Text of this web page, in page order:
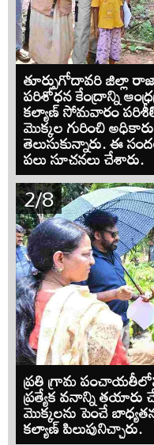
తూర్పుగోదావరి జిల్లా
పరిశోధన కేంద్రాన్ని
కల్యాణ్ సోమవారం
మొక్కల గురించి
తెలుసుకున్నారు. ఈ
పలు సూచనలు చేశారు.
2/8
ప్రతి గ్రామ
ప్రత్యేక వనాన్ని
మొక్కలను పెంచే
కల్యాణ్ పిలుపునిచ్చారు.